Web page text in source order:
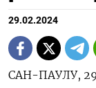
29.02.2024
САН-ПАУЛУ,